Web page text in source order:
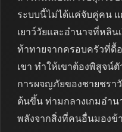
ระบบนี้ไม่ได้แค่จับคู่คน
เยาว์วัยและอำนาจที่หลิน
ท้าทายจากครอบครัวที่ดื้
เขา ทำให้เขาต้องพิสูจน์
การผจญภัยของชายชรา
ต้นขึ้น ท่ามกลางเกมอำน
พลังจากสิ่งที่คนอื่นมองข้